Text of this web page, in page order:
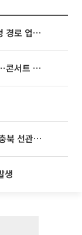
태풍 '돌핀' 오키나와 접근…일본기상청 경로 업데이트
빅뱅, 20주년 기념 '새 뱅봉' 선보인다⋯콘서트 앞두고 팝업 개최
가 압수수색
생